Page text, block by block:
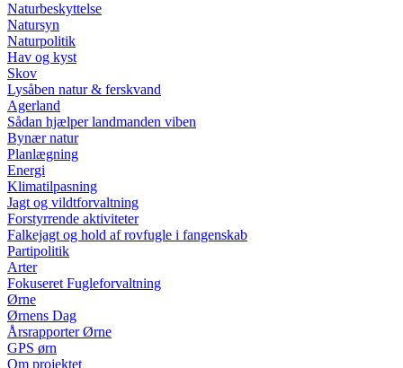
Naturbeskyttelse
Natursyn
Naturpolitik
Hav og kyst
Skov
Lysåben natur & ferskvand
Agerland
Sådan hjælper landmanden viben
Bynær natur
Planlægning
Energi
Klimatilpasning
Jagt og vildtforvaltning
Forstyrrende aktiviteter
Falkejagt og hold af rovfugle i fangenskab
Partipolitik
Arter
Fokuseret Fugleforvaltning
Ørne
Ørnens Dag
Årsrapporter Ørne
GPS ørn
Om projektet